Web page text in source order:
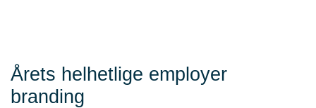
Årets helhetlige employer
branding